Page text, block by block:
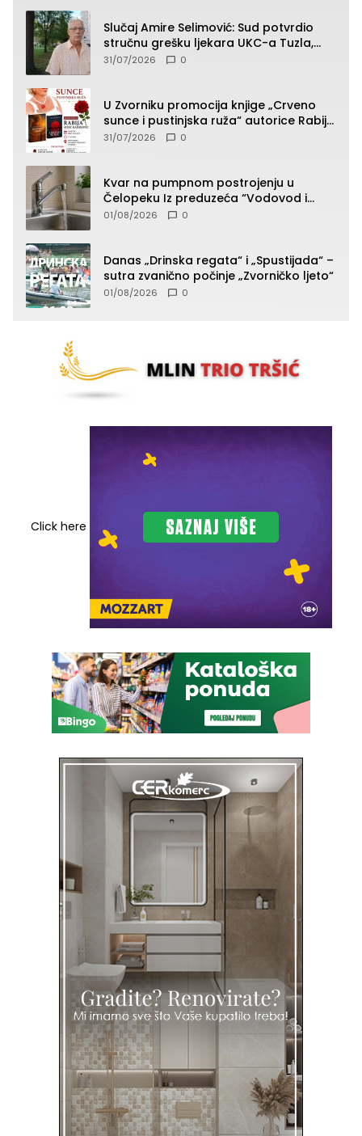
Slučaj Amire Selimović: Sud potvrdio
stručnu grešku ljekara UKC-a Tuzla,
presudan dokaz ostala obdukcija
31/07/2026 0
U Zvorniku promocija knjige „Crveno
sunce i pustinjska ruža“ autorice Rabije
Avdić-Hamidović
31/07/2026 0
Kvar na pumpnom postrojenju u
Čelopeku Iz preduzeća “Vodovod i
komunalije”
01/08/2026 0
Danas „Drinska regata“ i „Spustijada“ –
sutra zvanično počinje „Zvorničko ljeto“
01/08/2026 0
Click here